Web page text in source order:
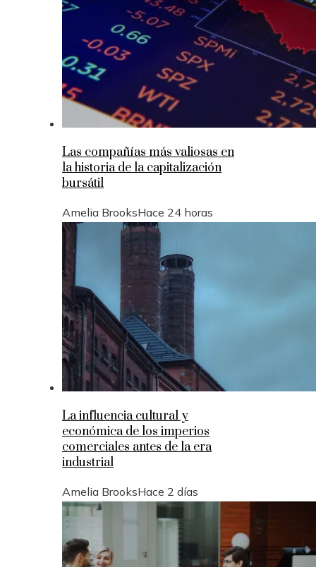
Las compañías más valiosas en
la historia de la capitalización
bursátil
Amelia BrooksHace 24 horas
La influencia cultural y
económica de los imperios
comerciales antes de la era
industrial
Amelia BrooksHace 2 días